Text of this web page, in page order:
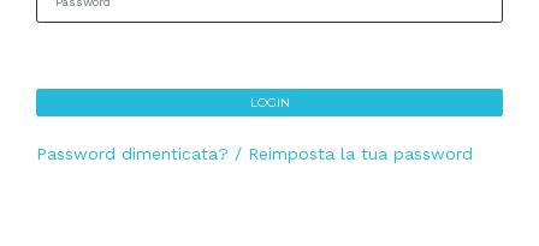
LOGIN
Password dimenticata? / Reimposta la tua password